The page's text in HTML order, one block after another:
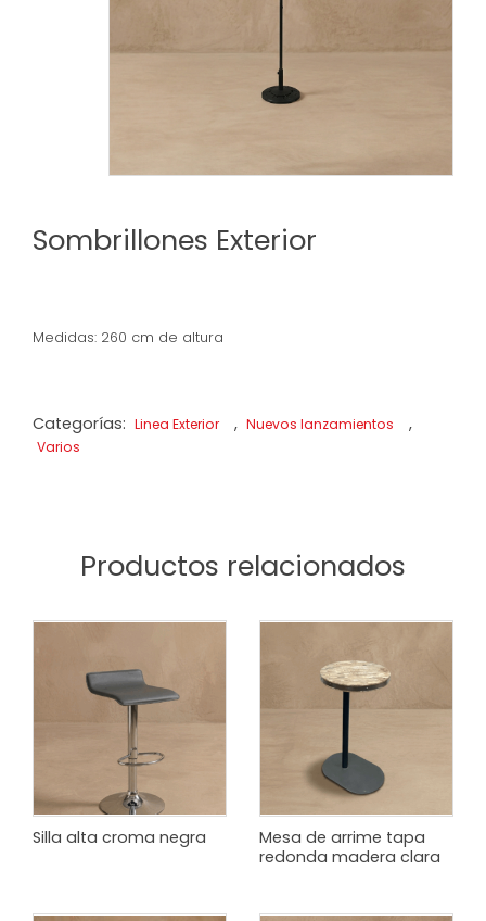
Sombrillones Exterior
Medidas: 260 cm de altura
Categorías: Linea Exterior , Nuevos lanzamientos ,
Varios
Productos relacionados
Silla alta croma negra
Mesa de arrime tapa
redonda madera clara